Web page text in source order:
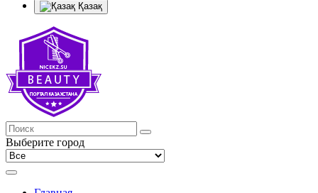
Қазақ
Выберите город